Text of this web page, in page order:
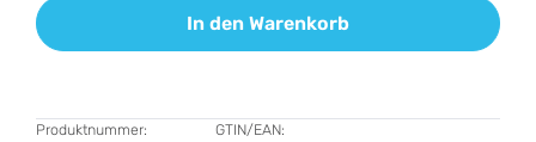
In den Warenkorb
Produktnummer: GTIN/EAN: